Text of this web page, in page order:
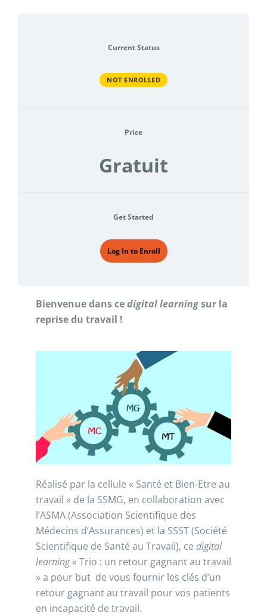
Current Status
NOT ENROLLED
Price
Gratuit
Get Started
Log In to Enroll
Bienvenue dans cedigitallearningsur la
reprise du travail !
Réalisé par la cellule « Santé et Bien-Etre au
travail » de la SSMG, en collaboration avec
l’ASMA (Association Scientifique des
Médecins d’Assurances) et la SSST (Société
Scientifique de Santé au Travail), ce digital
learning« Trio : un retour gagnant au travail
» a pour but de vous fournir les clés d’un
retour gagnant au travail pour vos patients
en incapacité de travail.